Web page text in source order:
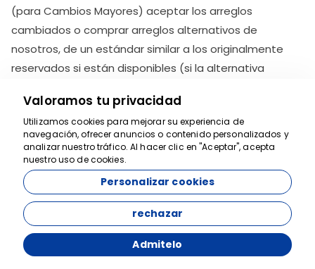
(para Cambios Mayores) aceptar los arreglos
cambiados o comprar arreglos alternativos de
nosotros, de un estándar similar a los originalmente
reservados si están disponibles (si la alternativa
reembolsaremos la diferencia, pero si es más cara, le
pediremos que pague la diferencia) o cancelar o
aceptar la cancelación en cuyo caso recibirá un
reembolso completo y rápido de todos los fondos que
ha pagado a nosotros. Sin embargo, no cancelaremos
su reserva confirmada 12 semanas o menos antes de
la salida, excepto por razones de "Fuerza Mayor" (como
se explica arriba) o la falta de pago por su parte a
tiempo. Debido a la imprevisibilidad de los eventos de
Valoramos tu privacidad
Utilizamos cookies para mejorar su experiencia de
navegación, ofrecer anuncios o contenido personalizados y
analizar nuestro tráfico. Al hacer clic en "Aceptar", acepta
nuestro uso de cookies.
Personalizar cookies
rechazar
Admitelo
Estamos aquí para